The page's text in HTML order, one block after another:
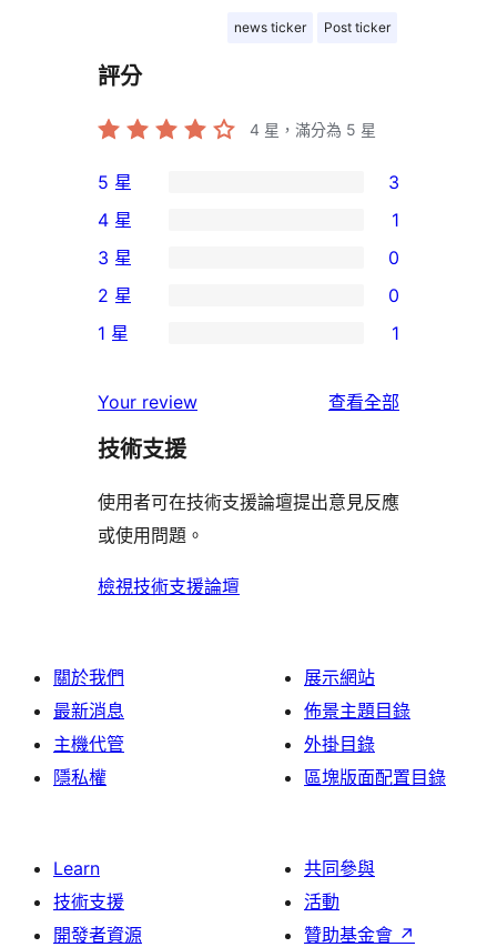
news ticker Post ticker
評分
4 星，滿分為 5 星
3
個
5
星
使
者
論
5 星 3
個
4
星
用
者
論
4 星 1
0
個
3
使
用
評
論
3 星 0
個
星
使
者
評
論
2 星 0
1
星
用
者
評
1 星 1
Your review 查看全部
評
技術支援
使用者可在技術支援論壇提出意見反應
或使用問題。
檢視技術支援論壇
關於我們
最新消息
主機代管
隱私權
展示網站
佈景主題目錄
外掛目錄
區塊版面配置目錄
Learn
技術支援
開發者資源
共同參與
活動
贊助基金會 ↗